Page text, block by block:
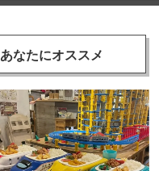
あなたにオススメ